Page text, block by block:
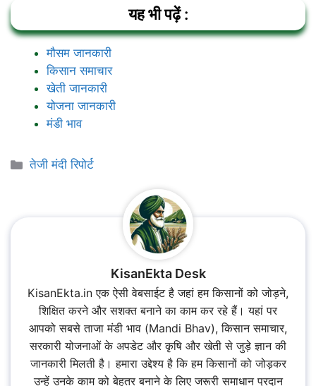
यह भी पढ़ें :
मौसम जानकारी
किसान समाचार
खेती जानकारी
योजना जानकारी
मंडी भाव
Categories
तेजी मंदी रिपोर्ट
KisanEkta Desk
KisanEkta.in एक ऐसी वेबसाईट है जहां हम किसानों को जोड़ने,
शिक्षित करने और सशक्त बनाने का काम कर रहे हैं। यहां पर
आपको सबसे ताजा मंडी भाव (Mandi Bhav), किसान समाचार,
सरकारी योजनाओं के अपडेट और कृषि और खेती से जुड़े ज्ञान की
जानकारी मिलती है। हमारा उद्देश्य है कि हम किसानों को जोड़कर
उन्हें उनके काम को बेहतर बनाने के लिए जरूरी समाधान प्रदान